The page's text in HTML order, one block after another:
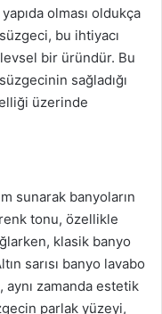
olması oldukça
bu ihtiyacı
bir üründür. Bu
sağladığı
üzerinde
sunarak banyoların
tonu, özellikle
klasik banyo
sarısı banyo lavabo
zamanda estetik
parlak yüzeyi,